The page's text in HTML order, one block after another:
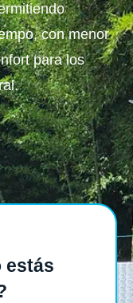
con menor
para los
estás